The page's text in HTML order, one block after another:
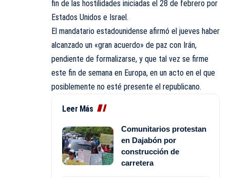
fin de las hostilidades iniciadas el 28 de febrero por
Estados Unidos e Israel.
El mandatario estadounidense afirmó el jueves haber
alcanzado un «gran acuerdo» de paz con Irán,
pendiente de formalizarse, y que tal vez se firme
este fin de semana en Europa, en un acto en el que
posiblemente no esté presente el republicano.
Leer Más
Comunitarios protestan
en Dajabón por
construcción de
carretera